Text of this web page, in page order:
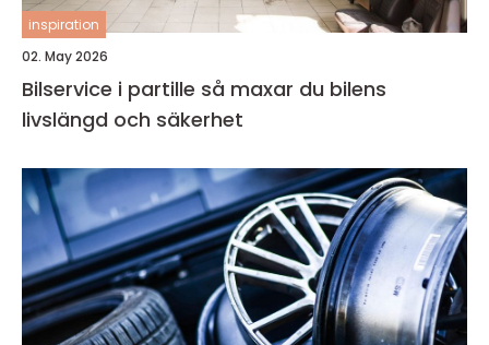
inspiration
02. May 2026
Bilservice i partille så maxar du bilens
livslängd och säkerhet